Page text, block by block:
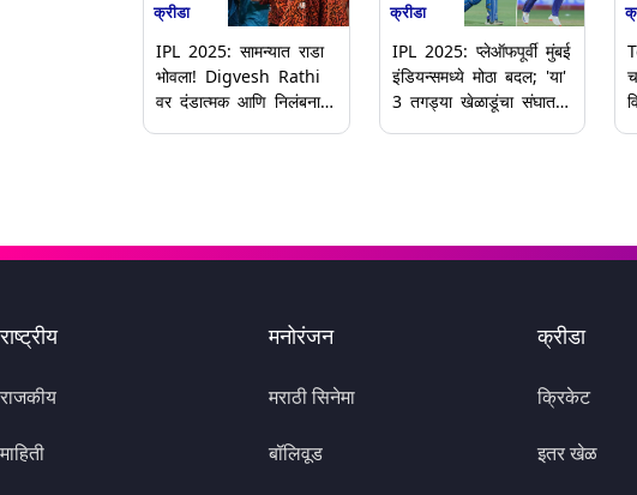
क्रीडा
IPL 2025: सामन्यात राडा
भोवला! Digvesh Rathi
वर दंडात्मक आणि निलंबनाची
क्रीडा
IPL 2025: प्लेऑफपूर्वी मुंबई
इंडियन्समध्ये मोठा बदल; 'या'
3 तगड्या खेळाडूंचा संघात
राष्ट्रीय
राजकीय
माहिती
मनोरंजन
मराठी सिनेमा
बॉलिवूड
क्रीडा
क्रिकेट
इतर खेळ